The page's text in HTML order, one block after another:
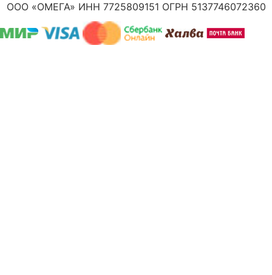
ООО «ОМЕГА» ИНН 7725809151 ОГРН 5137746072360